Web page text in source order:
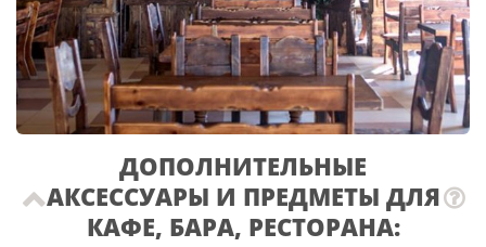
ДОПОЛНИТЕЛЬНЫЕ
АКСЕССУАРЫ И ПРЕДМЕТЫ ДЛЯ
КАФЕ, БАРА, РЕСТОРАНА: